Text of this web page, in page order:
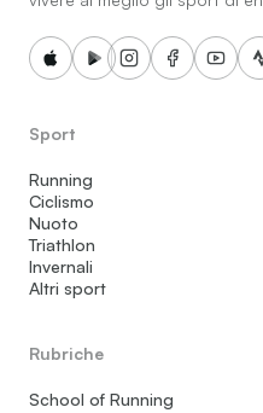
Sport
Running
Ciclismo
Nuoto
Triathlon
Invernali
Altri sport
Rubriche
School of Running